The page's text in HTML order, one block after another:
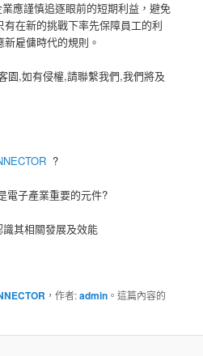
應謹慎追逐眼前的短期利益，避免
在新的挑戰下率先保障員工的利
雇傭時代的規則。
園,如有侵權,請聯繫我們,我們將及
?
電子產業重要的元件?
其相關發展及效能
，作者:admin 。這篇內容的